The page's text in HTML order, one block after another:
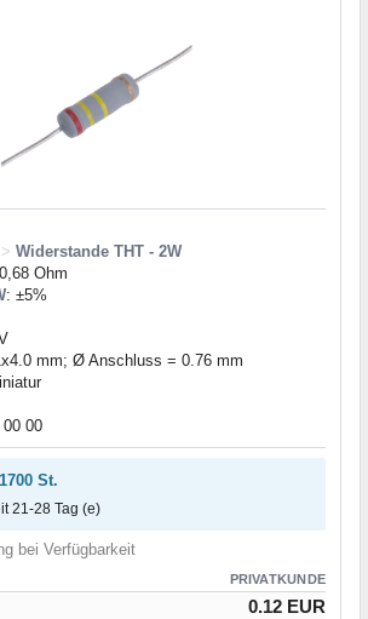
> Widerstande THT - 2W
Ohm
: ±5%
mm; Ø Anschluss = 0.76 mm
00 00
St.
21-28 Tag (e)
bei Verfügbarkeit
PRIVATKUNDE
0.12 EUR